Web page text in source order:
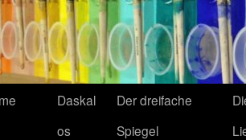
Daskal
os
Der dreifache
Spiegel